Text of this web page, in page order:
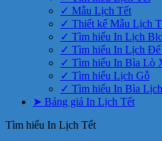
✓ Mẫu Lịch Tết
✓ Thiết kế Mẫu Lịch
✓ Tìm hiểu In Lịch
✓ Tìm hiểu In Lịch Để
✓ Tìm hiểu In Bìa Lò
✓ Tìm hiểu Lịch Gỗ
✓ Tìm hiểu In Bìa
➤ Bảng giá In Lịch Tết
Tìm hiểu In Lịch Tết